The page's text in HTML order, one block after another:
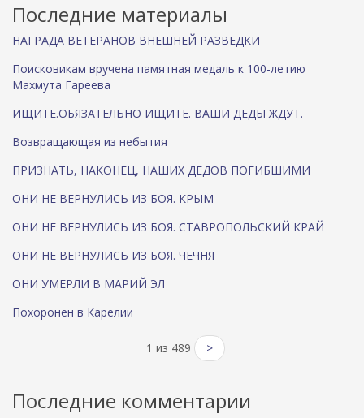
Последние материалы
НАГРАДА ВЕТЕРАНОВ ВНЕШНЕЙ РАЗВЕДКИ
Поисковикам вручена памятная медаль к 100-летию
Махмута Гареева
ИЩИТЕ.ОБЯЗАТЕЛЬНО ИЩИТЕ. ВАШИ ДЕДЫ ЖДУТ.
Возвращающая из небытия
ПРИЗНАТЬ, НАКОНЕЦ, НАШИХ ДЕДОВ ПОГИБШИМИ
ОНИ НЕ ВЕРНУЛИСЬ ИЗ БОЯ. КРЫМ
ОНИ НЕ ВЕРНУЛИСЬ ИЗ БОЯ. СТАВРОПОЛЬСКИЙ КРАЙ
ОНИ НЕ ВЕРНУЛИСЬ ИЗ БОЯ. ЧЕЧНЯ
ОНИ УМЕРЛИ В МАРИЙ ЭЛ
Похоронен в Карелии
1 из 489 >
Последние комментарии